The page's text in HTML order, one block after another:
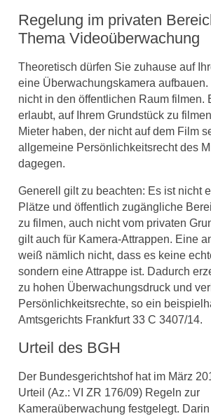
Regelung im privaten
Thema Videoüberwachung
Theoretisch dürfen Sie zuhause auf
eine Überwachungskamera
nicht in den öffentlichen Raum filmen.
erlaubt, auf Ihrem Grundstück zu
Mieter haben, der nicht auf dem Film
allgemeine Persönlichkeitsrecht des
dagegen.
Generell gilt zu beachten: Es ist nicht
Plätze und öffentlich zugängliche
zu filmen, auch nicht vom privaten
gilt auch für Kamera-Attrappen. Eine
weiß nämlich nicht, dass es keine
sondern eine Attrappe ist. Dadurch
zu hohen Überwachungsdruck und
Persönlichkeitsrechte, so ein
Amtsgerichts Frankfurt 33 C 3407/14.
Urteil des BGH
Der Bundesgerichtshof hat im März
Urteil (Az.: VI ZR 176/09) Regeln zur
Kameraüberwachung festgelegt.